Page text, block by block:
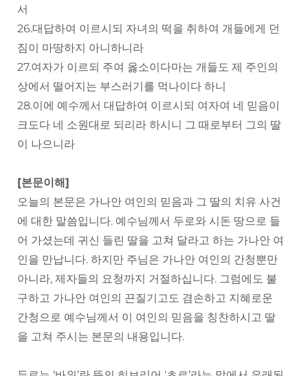
서
26.대답하여 이르시되 자녀의 떡을 취하여 개들에게 던
짐이 마땅하지 아니하니라
27.여자가 이르되 주여 옳소이다마는 개들도 제 주인의
상에서 떨어지는 부스러기를 먹나이다 하니
28.이에 예수께서 대답하여 이르시되 여자여 네 믿음이
크도다 네 소원대로 되리라 하시니 그 때로부터 그의 딸
이 나으니라
[본문이해]
오늘의 본문은 가나안 여인의 믿음과 그 딸의 치유 사건
에 대한 말씀입니다. 예수님께서 두로와 시돈 땅으로 들
어 가셨는데 귀신 들린 딸을 고쳐 달라고 하는 가나안 여
인을 만납니다. 하지만 주님은 가나안 여인의 간청뿐만
아니라, 제자들의 요청까지 거절하십니다. 그럼에도 불
구하고 가나안 여인의 끈질기고도 겸손하고 지혜로운
간청으로 예수님께서 이 여인의 믿음을 칭찬하시고 딸
을 고쳐 주시는 본문의 내용입니다.